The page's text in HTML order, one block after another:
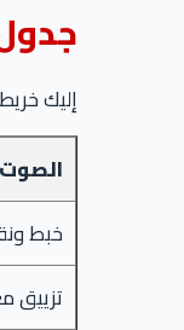
إليك
خبط
تزييق